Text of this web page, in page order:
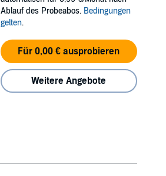
Ablauf des Probeabos. Bedingungen
gelten.
Für 0,00 € ausprobieren
Weitere Angebote